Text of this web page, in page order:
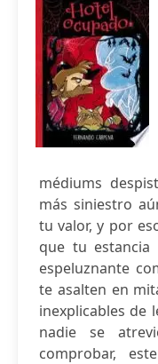
médiums
más siniestro
tu valor, y por
que tu estancia
espeluznante
te asalten en
inexplicables de
nadie se
comprobar,